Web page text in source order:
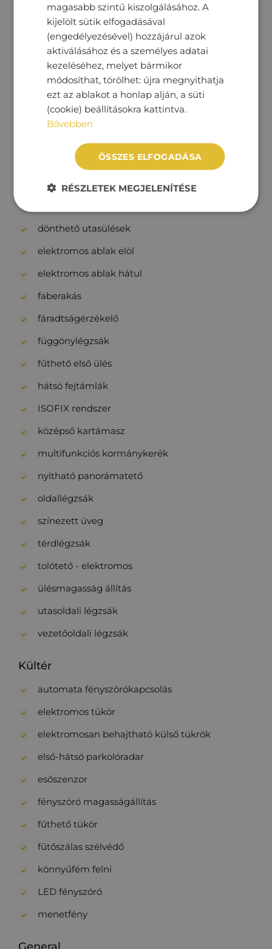
rendszeresen karbantartott
végig vezetett szervizkönyv.
Beltér
állítható kormány
automatikusan sötétedő belső tükör
csomag rögzítő
deréktámasz
dönthető utasülések
elektromos ablak elöl
elektromos ablak hátul
faberakás
fáradtságérzékelő
függönylégzsák
fűthető első ülés
hátsó fejtámlák
ISOFIX rendszer
középső kartámasz
multifunkciós kormánykerék
nyitható panorámatető
oldallégzsák
színezett üveg
térdlégzsák
tolótető - elektromos
ülésmagasság állítás
utasoldali légzsák
vezetőoldali légzsák
Kültér
automata fényszórókapcsolás
elektromos tükör
elektromosan behajtható külső tükrök
első-hátsó parkolóradar
esőszenzor
fényszóró magasságállítás
fűthető tükör
fűtőszálas szélvédő
könnyűfém felni
LED fényszóró
menetfény
magasabb szintű kiszolgálásához. A
kijelölt sütik elfogadásával
(engedélyezésével) hozzájárul azok
aktiválásához és a személyes adatai
kezeléséhez, melyet bármikor
módosíthat, törölhet: újra megnyithatja
ezt az ablakot a honlap alján, a süti
(cookie) beállításokra kattintva.
Bővebben
ÖSSZES ELFOGADÁSA
RÉSZLETEK MEGJELENÍTÉSE